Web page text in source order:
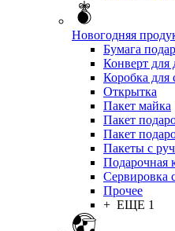
Новогодняя
Бумага
Конверт для
Коробка для
Открытка
Пакет майка
Пакет
Пакет
Пакеты с
Подарочная
Сервировка
Прочее
+ ЕЩЕ 1